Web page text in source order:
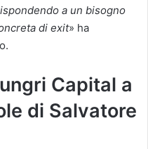
a un bisogno
di exit» ha
Capital a
di Salvatore